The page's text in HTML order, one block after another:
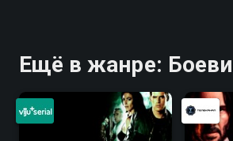
Ещё в жанре: